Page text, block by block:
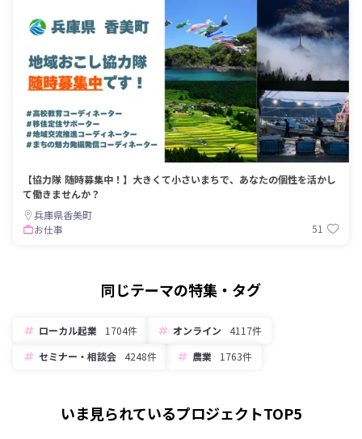
【協力隊 随時募集中！】大きくて小さいまちで、あなたの個性を活かし
て働きませんか？
兵庫県香美町
お仕事
51
同じテーマの特集・タグ
ローカル起業 1704件 オンライン
4117件
セミナー・相談会
4248件 農業 1763件
いま見られているプロジェクトTOP5